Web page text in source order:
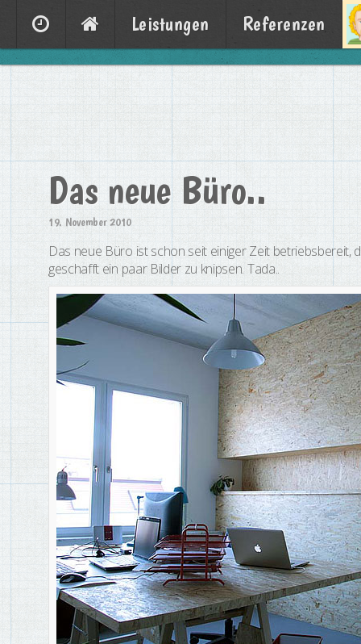
Leistungen Referenzen
Das neue Büro..
19. November 2010
Das neue Büro ist schon seit einiger Zeit betriebsbereit,
geschafft ein paar Bilder zu knipsen. Tada..